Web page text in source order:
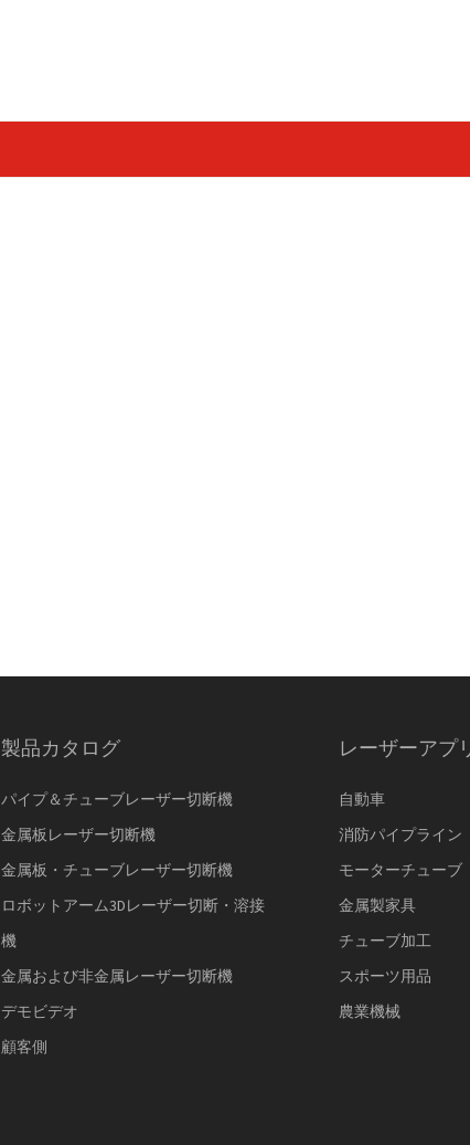
製品カタログ
パイプ＆チューブレーザー切断機
金属板レーザー切断機
金属板・チューブレーザー切断機
ロボットアーム3Dレーザー切断・溶接
機
金属および非金属レーザー切断機
デモビデオ
顧客側
レーザーアプ
自動車
消防パイプライン
モーターチューブ
金属製家具
チューブ加工
スポーツ用品
農業機械